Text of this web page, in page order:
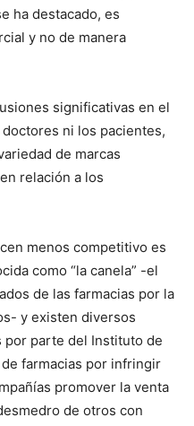
ha destacado, es
y no de manera
significativas en el
ni los pacientes,
de marcas
relación a los
menos competitivo es
como “la canela” -el
de las farmacias por la
y existen diversos
parte del Instituto de
de farmacias por infringir
promover la venta
de otros con